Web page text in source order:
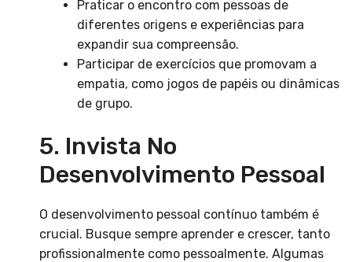
Praticar o encontro com pessoas de
diferentes origens e experiências para
expandir sua compreensão.
Participar de exercícios que promovam a
empatia, como jogos de papéis ou dinâmicas
de grupo.
5. Invista No
Desenvolvimento Pessoal
O desenvolvimento pessoal contínuo também é
crucial. Busque sempre aprender e crescer, tanto
profissionalmente como pessoalmente. Algumas